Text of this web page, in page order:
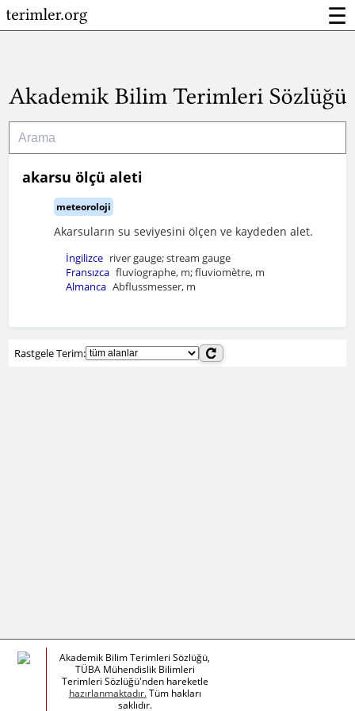
☰
akarsu ölçü aleti
meteoroloji
Akarsuların su seviyesini ölçen ve kaydeden alet.
İngilizce river gauge; stream gauge
Fransızca fluviographe, m; fluviomètre, m
Almanca Abflussmesser, m
Rastgele Terim:
Akademik Bilim Terimleri Sözlüğü,
TÜBA Mühendislik Bilimleri
Terimleri Sözlüğü'nden hareketle
hazırlanmaktadır.Tüm hakları
saklıdır.